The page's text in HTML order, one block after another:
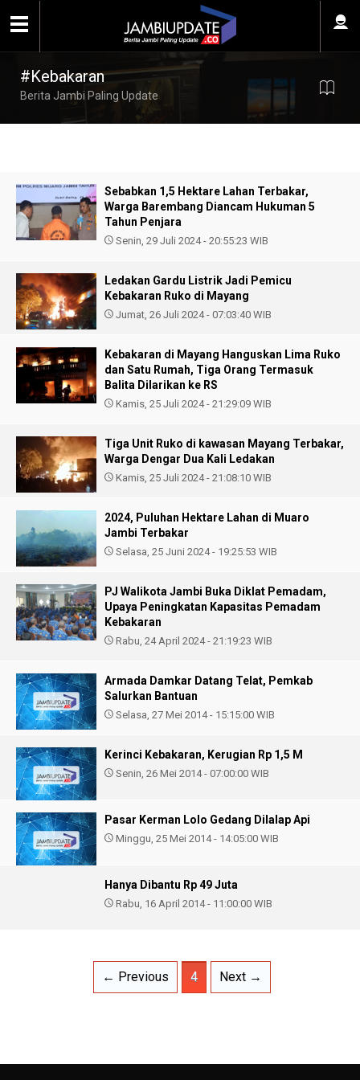
#Kebakaran
Berita Jambi Paling Update
Sebabkan 1,5 Hektare Lahan Terbakar,
Warga Barembang Diancam Hukuman 5
Tahun Penjara
Senin, 29 Juli 2024 - 20:55:23 WIB
Ledakan Gardu Listrik Jadi Pemicu
Kebakaran Ruko di Mayang
Jumat, 26 Juli 2024 - 07:03:40 WIB
Kebakaran di Mayang Hanguskan Lima Ruko
dan Satu Rumah, Tiga Orang Termasuk
Balita Dilarikan ke RS
Kamis, 25 Juli 2024 - 21:29:09 WIB
Tiga Unit Ruko di kawasan Mayang Terbakar,
Warga Dengar Dua Kali Ledakan
Kamis, 25 Juli 2024 - 21:08:10 WIB
2024, Puluhan Hektare Lahan di Muaro
Jambi Terbakar
Selasa, 25 Juni 2024 - 19:25:53 WIB
PJ Walikota Jambi Buka Diklat Pemadam,
Upaya Peningkatan Kapasitas Pemadam
Kebakaran
Rabu, 24 April 2024 - 21:19:23 WIB
Armada Damkar Datang Telat, Pemkab
Salurkan Bantuan
Selasa, 27 Mei 2014 - 15:15:00 WIB
Kerinci Kebakaran, Kerugian Rp 1,5 M
Senin, 26 Mei 2014 - 07:00:00 WIB
Pasar Kerman Lolo Gedang Dilalap Api
Minggu, 25 Mei 2014 - 14:05:00 WIB
Hanya Dibantu Rp 49 Juta
Rabu, 16 April 2014 - 11:00:00 WIB
← Previous 4 Next →